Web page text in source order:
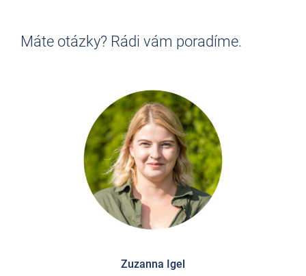
Máte otázky? Rádi vám poradíme.
Zuzanna Igel